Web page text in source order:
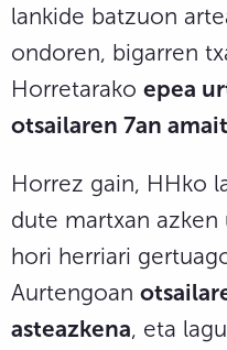
lankide batzuon
ondoren, bigarren
Horretarako epea
otsailaren 7an
Horrez gain, HHko
dute martxan
hori herriari
Aurtengoan
asteazkena, eta